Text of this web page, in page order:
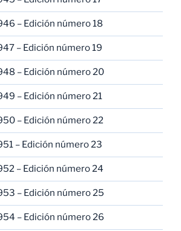
– Edición número 18
– Edición número 19
– Edición número 20
– Edición número 21
– Edición número 22
– Edición número 23
– Edición número 24
– Edición número 25
– Edición número 26